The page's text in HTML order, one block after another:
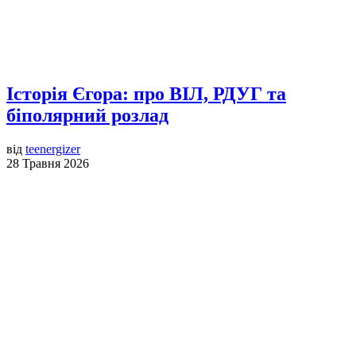
Історія Єгора: про ВІЛ, РДУГ та
біполярний розлад
від teenergizer
28 Травня 2026